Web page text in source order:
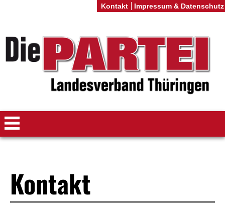
Kontakt
Kontakt Impressum & Datenschutz